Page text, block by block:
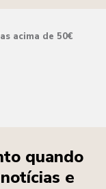
acima de 50€
quando
e